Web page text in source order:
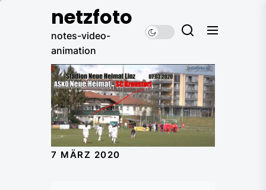
netzfoto
notes-video-
animation
7 MÄRZ 2020